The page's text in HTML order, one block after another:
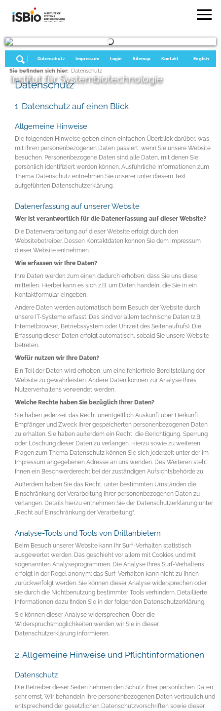
Institut für Systembiotechnologie
English
Kontakt
Sitemap
Login
Impressum
Datenschutz
Sie befinden sich hier: Datenschutz
Datenschutz
1. Datenschutz auf einen Blick
Allgemeine Hinweise
Die folgenden Hinweise geben einen einfachen Überblick darüber, was
mit Ihren personenbezogenen Daten passiert, wenn Sie unsere Website
besuchen. Personenbezogene Daten sind alle Daten, mit denen Sie
persönlich identifiziert werden können. Ausführliche Informationen zum
Thema Datenschutz entnehmen Sie unserer unter diesem Text
aufgeführten Datenschutzerklärung.
Datenerfassung auf unserer Website
Wer ist verantwortlich für die Datenerfassung auf dieser Website?
Die Datenverarbeitung auf dieser Website erfolgt durch den
Websitebetreiber. Dessen Kontaktdaten können Sie dem Impressum
dieser Website entnehmen.
Wie erfassen wir Ihre Daten?
Ihre Daten werden zum einen dadurch erhoben, dass Sie uns diese
mitteilen. Hierbei kann es sich z.B. um Daten handeln, die Sie in ein
Kontaktformular eingeben.
Andere Daten werden automatisch beim Besuch der Website durch
unsere IT-Systeme erfasst. Das sind vor allem technische Daten (z.B.
Internetbrowser, Betriebssystem oder Uhrzeit des Seitenaufrufs). Die
Erfassung dieser Daten erfolgt automatisch, sobald Sie unsere Website
betreten.
Wofür nutzen wir Ihre Daten?
Ein Teil der Daten wird erhoben, um eine fehlerfreie Bereitstellung der
Website zu gewährleisten. Andere Daten können zur Analyse Ihres
Nutzerverhaltens verwendet werden.
Welche Rechte haben Sie bezüglich Ihrer Daten?
Sie haben jederzeit das Recht unentgeltlich Auskunft über Herkunft,
Empfänger und Zweck Ihrer gespeicherten personenbezogenen Daten
zu erhalten. Sie haben außerdem ein Recht, die Berichtigung, Sperrung
oder Löschung dieser Daten zu verlangen. Hierzu sowie zu weiteren
Fragen zum Thema Datenschutz können Sie sich jederzeit unter der im
Impressum angegebenen Adresse an uns wenden. Des Weiteren steht
Ihnen ein Beschwerderecht bei der zuständigen Aufsichtsbehörde zu.
Außerdem haben Sie das Recht, unter bestimmten Umständen die
Einschränkung der Verarbeitung Ihrer personenbezogenen Daten zu
verlangen. Details hierzu entnehmen Sie der Datenschutzerklärung unter
„Recht auf Einschränkung der Verarbeitung“.
Analyse-Tools und Tools von Drittanbietern
Beim Besuch unserer Website kann Ihr Surf-Verhalten statistisch
ausgewertet werden. Das geschieht vor allem mit Cookies und mit
sogenannten Analyseprogrammen. Die Analyse Ihres Surf-Verhaltens
erfolgt in der Regel anonym; das Surf-Verhalten kann nicht zu Ihnen
zurückverfolgt werden. Sie können dieser Analyse widersprechen oder
sie durch die Nichtbenutzung bestimmter Tools verhindern. Detaillierte
Informationen dazu finden Sie in der folgenden Datenschutzerklärung.
Sie können dieser Analyse widersprechen. Über die
Widerspruchsmöglichkeiten werden wir Sie in dieser
Datenschutzerklärung informieren.
2. Allgemeine Hinweise und Pflichtinformationen
Datenschutz
Die Betreiber dieser Seiten nehmen den Schutz Ihrer persönlichen Daten
sehr ernst. Wir behandeln Ihre personenbezogenen Daten vertraulich und
entsprechend der gesetzlichen Datenschutzvorschriften sowie dieser